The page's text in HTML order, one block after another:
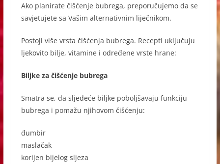
Ako planirate čišćenje bubrega, preporučujemo da se
savjetujete sa Vašim alternativnim liječnikom.
Postoji više vrsta čišćenja bubrega. Recepti uključuju
ljekovito bilje, vitamine i određene vrste hrane:
Biljke za čišćenje bubrega
Smatra se, da sljedeće biljke poboljšavaju funkciju
bubrega i pomažu njihovom čišćenju:
đumbir
maslačak
korijen bijelog sljeza